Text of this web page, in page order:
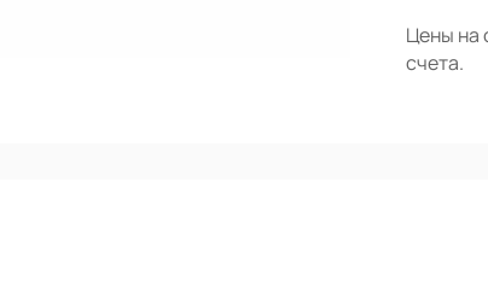
Цены на
счета.